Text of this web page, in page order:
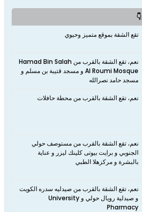
تقع الشقة بموقع متميز وحيوي
نعم، تقع الشقة بالقرب من Hamad Bin Salah
Al Roumi Mosque و مسجد قتيبة بن مسلم و
مسجد حامد نصرالله
نعم، تقع الشقة بالقرب من محطة حافلات
نعم، تقع الشقة بالقرب من مستوصف حولي
الجنوبي و برايت بيوتى كلينك ليزر و عناية
بالبشرة و مركزهلا الطبي
نعم، تقع الشقة بالقرب من صيدليه سدره الكويت
و صيدلية رويال حولي و University
Pharmacy